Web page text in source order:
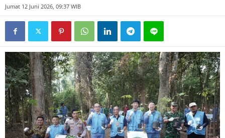
Jumat 12 Juni 2026, 09:37 WIB